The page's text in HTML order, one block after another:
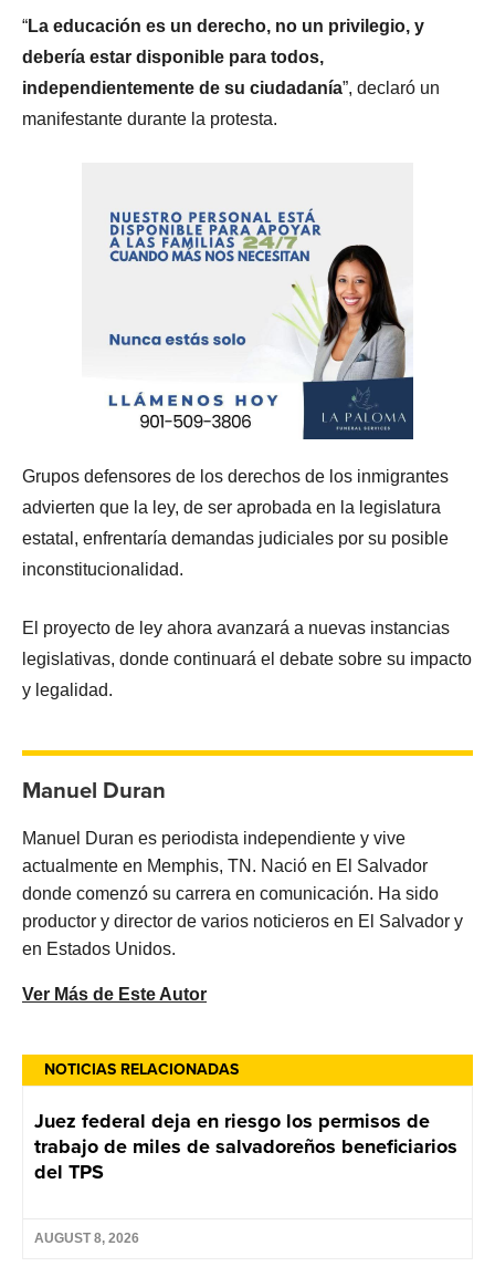
NOTICIAS RELACIONADAS
Juez federal deja en riesgo los permisos de
trabajo de miles de salvadoreños beneficiarios
del TPS
AUGUST 8, 2026
“La educación es un derecho, no un privilegio, y
debería estar disponible para todos,
independientemente de su ciudadanía”, declaró un
manifestante durante la protesta.
Grupos defensores de los derechos de los inmigrantes
advierten que la ley, de ser aprobada en la legislatura
estatal, enfrentaría demandas judiciales por su posible
inconstitucionalidad.
El proyecto de ley ahora avanzará a nuevas instancias
legislativas, donde continuará el debate sobre su impacto
y legalidad.
Manuel Duran
Manuel Duran es periodista independiente y vive
actualmente en Memphis, TN. Nació en El Salvador
donde comenzó su carrera en comunicación. Ha sido
productor y director de varios noticieros en El Salvador y
en Estados Unidos.
Ver Más de Este Autor